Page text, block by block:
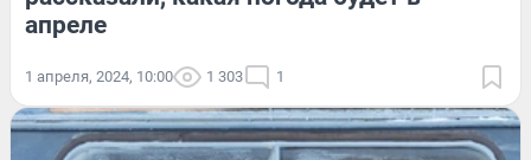
апреле
1 апреля, 2024, 10:00 1 303 1